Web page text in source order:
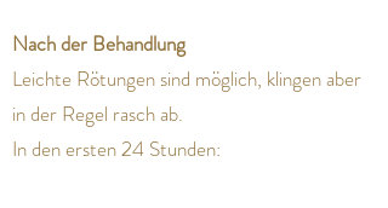
Nach der Behandlung
Leichte Rötungen sind möglich, klingen aber
in der Regel rasch ab.
In den ersten 24 Stunden: